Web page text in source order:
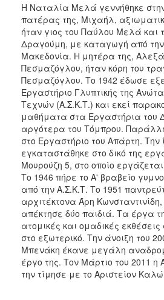
Η Ναταλία Μελά γεννήθηκε
πατέρας της, Μιχαήλ,
ήταν γιος του Παύλου Μελά και
Δραγούμη, με καταγωγή από την
Μακεδονία. Η μητέρα της,
Πεσμαζόγλου, ήταν κόρη του
Πεσμαζόγλου. Το 1942 έδωσε
Εργαστήριο Γλυπτικής της
Τεχνών (Α.Σ.Κ.Τ.) και εκεί
μαθήματα στα Εργαστήρια του
αργότερα του Τόμπρου.
στο Εργαστήριο του Απάρτη. Την
εγκαταστάθηκε στο δικό της
Μουρούζη 5, στο οποίο
Το 1946 πήρε το Α' βραβείο
από την Α.Σ.Κ.Τ. Το 1951
αρχιτέκτονα Άρη
απέκτησε δύο παιδιά. Τα έργα
ατομικές και ομαδικές
στο εξωτερικό. Την άνοιξη του
Μπενάκη έκανε μεγάλη
έργο της. Τον Μάρτιο του 2011
την τίμησε με το Αριστείον